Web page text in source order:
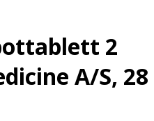
2
A/S, 28